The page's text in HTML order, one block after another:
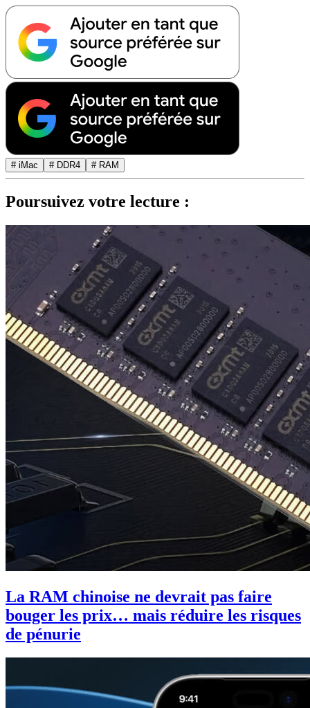
# iMac # DDR4 # RAM
Poursuivez votre lecture :
La RAM chinoise ne devrait pas faire
bouger les prix… mais réduire les risques
de pénurie